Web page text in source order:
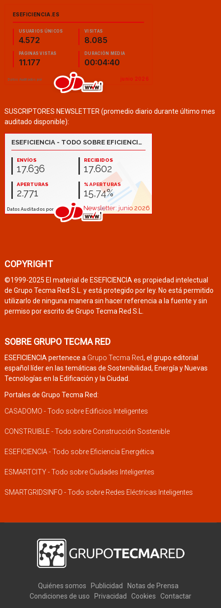
SUSCRIPTORES NEWSLETTER (promedio diario durante último mes
auditado disponible):
COPYRIGHT
©1999-2025 El material de ESEFICIENCIA es propiedad intelectual
de Grupo Tecma Red S.L. y está protegido por ley. No está permitido
utilizarlo de ninguna manera sin hacer referencia a la fuente y sin
permiso por escrito de Grupo Tecma Red S.L.
SOBRE GRUPO TECMA RED
ESEFICIENCIA pertenece a Grupo Tecma Red, el grupo editorial
español líder en las temáticas de Sostenibilidad, Energía y Nuevas
Tecnologías en la Edificación y la Ciudad.
Portales de Grupo Tecma Red:
CASADOMO - Todo sobre Edificios Inteligentes
CONSTRUIBLE - Todo sobre Construcción Sostenible
ESEFICIENCIA - Todo sobre Eficiencia Energética
ESMARTCITY - Todo sobre Ciudades Inteligentes
SMARTGRIDSINFO - Todo sobre Redes Eléctricas Inteligentes
Quiénes somos Publicidad
Notas de Prensa
Condiciones de uso
Privacidad Cookies Contactar